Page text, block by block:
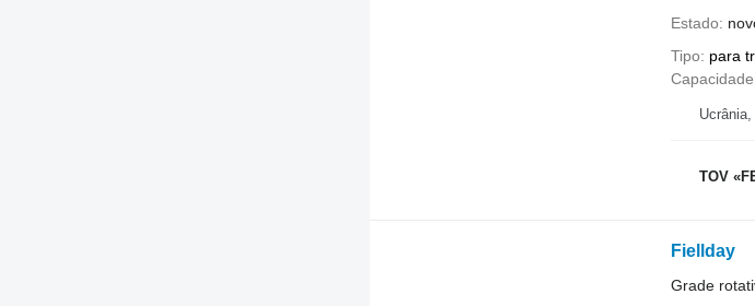
Estado
Tipo
para
Capacidade
TOV
Fiellday
Grade